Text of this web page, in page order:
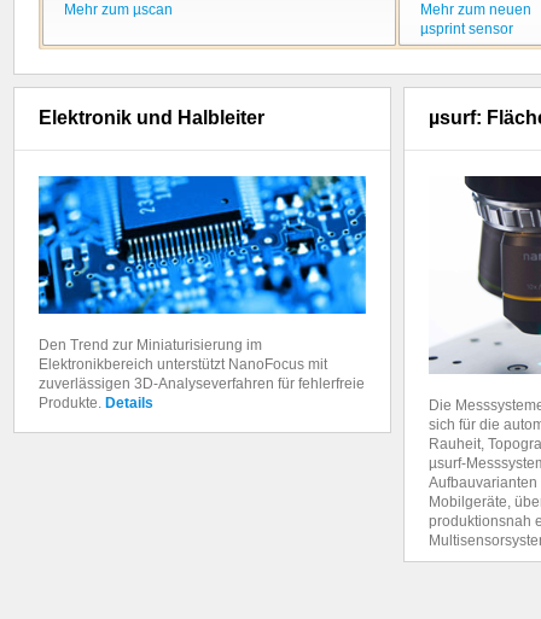
Mehr zum neuen
µsprint sensor
Mehr zum µscan
Elektronik und Halbleiter
Den Trend zur Miniaturisierung im
Elektronikbereich unterstützt NanoFocus mit
zuverlässigen 3D-Analyseverfahren für fehlerfreie
Produkte. Details
µsurf:
Die
sich für die
Rauheit,
µsurf-
Mobilgeräte,
produktionsnah